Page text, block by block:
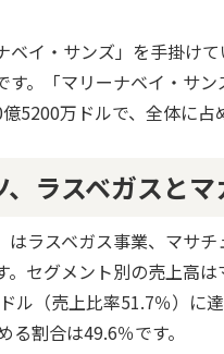
ベイ・サンズ」を手掛け
す。「マリーナベイ・サ
5200万ドルで、全体に占
ラスベガスと
はラスベガス事業、マサ
。セグメント別の売上高
ル（売上比率51.7％）に
割合は49.6％です。